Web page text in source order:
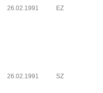
26.02.1991 EZ
26.02.1991 SZ